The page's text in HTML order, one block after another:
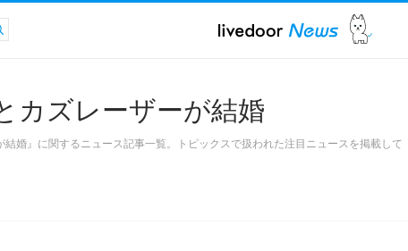
カズレーザーが結婚
結婚』に関するニュース記事一覧。トピックスで扱われた注目ニュースを掲載して